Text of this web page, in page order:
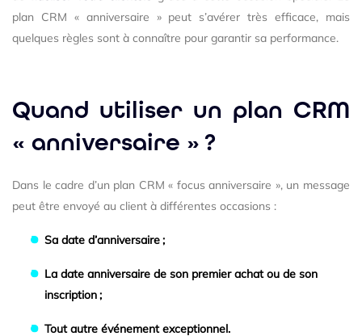
plan CRM « anniversaire » peut s’avérer très efficace, mais
quelques règles sont à connaître pour garantir sa performance.
Quand utiliser un plan CRM
« anniversaire » ?
Dans le cadre d’un plan CRM « focus anniversaire », un message
peut être envoyé au client à différentes occasions :
Sa date d’anniversaire ;
La date anniversaire de son premier achat ou de son
inscription ;
Tout autre événement exceptionnel.